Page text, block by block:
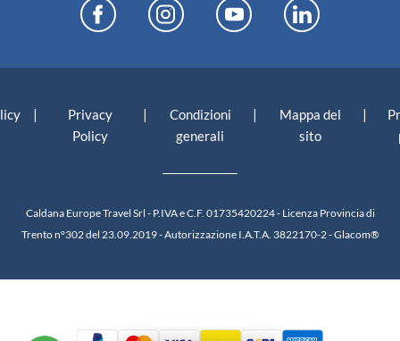
|
Privacy
Policy
|
Condizioni
generali
|
Mappa del
sito
|
Caldana Europe Travel Srl - P.IVA e C.F. 01735420224 - Licenza Provincia di
Trento n°302 del 23.09.2019 - Autorizzazione I.A.T.A. 3822170-2 -Glacom®